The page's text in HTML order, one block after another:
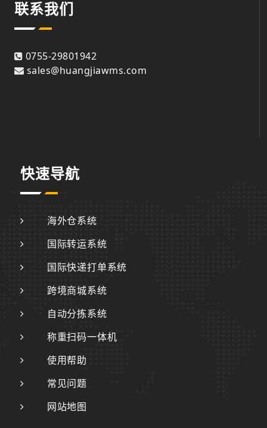
联系我们
0755-29801942
sales@huangjiawms.com
快速导航
海外仓系统
国际转运系统
国际快递打单系统
跨境商城系统
自动分拣系统
称重扫码一体机
使用帮助
常见问题
网站地图